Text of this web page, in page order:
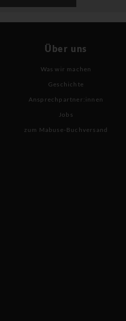
Über uns
Was wir machen
Geschichte
Ansprechpartner:innen
Jobs
zum Mabuse-Buchversand